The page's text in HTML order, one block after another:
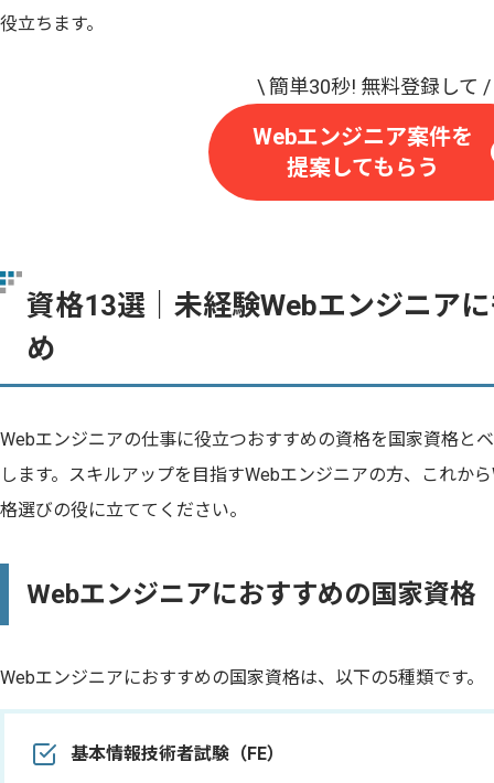
役立ちます。
Webエンジニア案件を
提案してもらう
資格13選｜未経験Webエンジニア
め
Webエンジニアの仕事に役立つおすすめの資格を国家資格と
します。スキルアップを目指すWebエンジニアの方、これか
格選びの役に立ててください。
Webエンジニアにおすすめの国家資格
Webエンジニアにおすすめの国家資格は、以下の5種類です。
基本情報技術者試験（FE）